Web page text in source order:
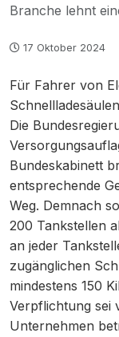
Branche lehnt
17 Oktober 2024
Für Fahrer von
Die
Bundeskabinett
entsprechende
Weg. Demnach
200 Tankstellen
an jeder
zugänglichen
mindestens 150
Verpflichtung sei
Unternehmen